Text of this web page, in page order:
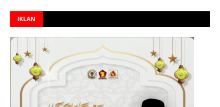
IKLAN